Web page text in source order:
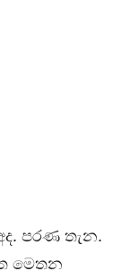
පරණ තැන.
මෙතන